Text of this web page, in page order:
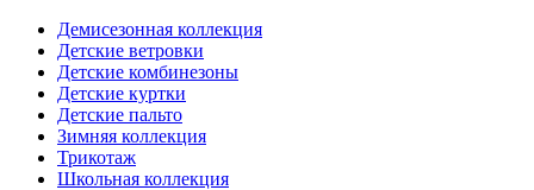
Демисезонная коллекция
Детские ветровки
Детские комбинезоны
Детские куртки
Детские пальто
Зимняя коллекция
Трикотаж
Школьная коллекция